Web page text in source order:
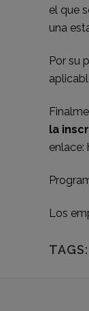
el que
una
Por su
la
enlace:
Los
TAGS: